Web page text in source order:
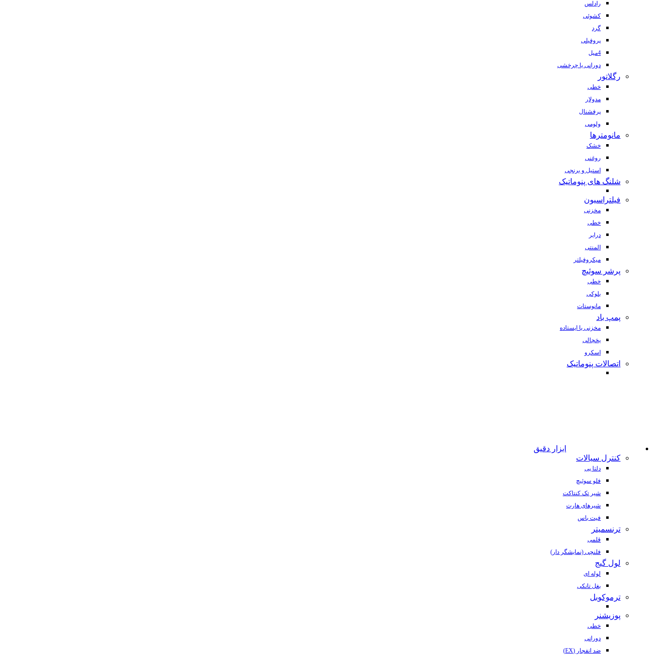
رادلس
کشوئی
گرد
پروفیلی
4میل
دورانی یا چرخشی
رگلاتور
خطی
مدولار
پرفشنال
ولومی
مانومترها
خشک
روغنی
استیل و برنجی
شلنگ های پنوماتیک
فیلتراسیون
مخزنی
خطی
درایر
المنتی
میکروفیلتر
پرشر سوئیچ
خطی
بلوکی
مانوستات
پمپ باد
مخزنی یا ایستاده
یخچالی
اسکرو
اتصالات پنوماتیک
ابزار دقیق
کنترل سیالات
دلتا پی
فلو سوئیچ
شیر تک کنتاکت
شیرهای هارت
فیت باس
ترنسمیتر
قلمی
فلنچی (نمایشگر دار)
لول گیج
لوله ای
بغل تانکی
ترموکوبل
پوزیشنر
خطی
دورانی
ضد انفجار (EX)